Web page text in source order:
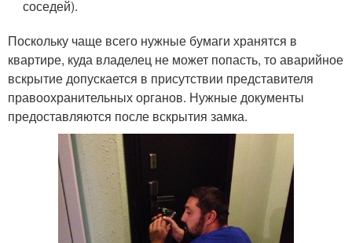
соседей).
Поскольку чаще всего нужные бумаги хранятся в
квартире, куда владелец не может попасть, то аварийное
вскрытие допускается в присутствии представителя
правоохранительных органов. Нужные документы
предоставляются после вскрытия замка.